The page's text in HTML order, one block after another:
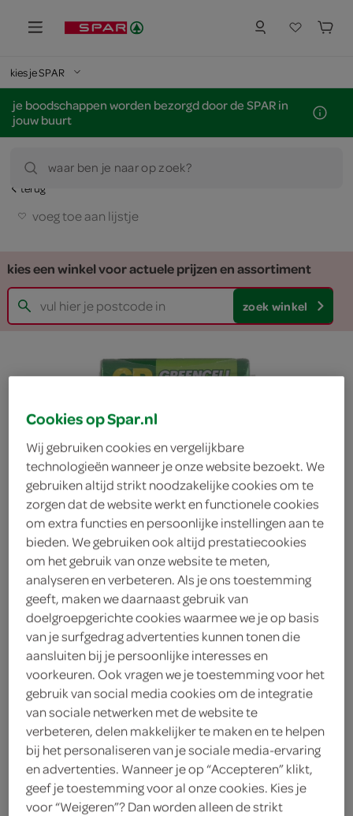
kies je SPAR
je boodschappen worden bezorgd door de SPAR in
jouw buurt
waar ben je naar op zoek?
terug
voeg toe aan lijstje
kies een winkel voor actuele prijzen en assortiment
zoek winkel
Lokaal Greencell batterij
Lokaal
.-
4 Stuks
Cookies op Spar.nl
Wij gebruiken cookies en vergelijkbare
technologieën wanneer je onze website bezoekt. We
gebruiken altijd strikt noodzakelijke cookies om te
zorgen dat de website werkt en functionele cookies
om extra functies en persoonlijke instellingen aan te
bieden. We gebruiken ook altijd prestatiecookies
om het gebruik van onze website te meten,
analyseren en verbeteren. Als je ons toestemming
geeft, maken we daarnaast gebruik van
doelgroepgerichte cookies waarmee we je op basis
van je surfgedrag advertenties kunnen tonen die
aansluiten bij je persoonlijke interesses en
voorkeuren. Ook vragen we je toestemming voor het
gebruik van social media cookies om de integratie
van sociale netwerken met de website te
verbeteren, delen makkelijker te maken en te helpen
bij het personaliseren van je sociale media-ervaring
en advertenties. Wanneer je op “Accepteren” klikt,
geef je toestemming voor al onze cookies. Kies je
voor “Weigeren”? Dan worden alleen de strikt